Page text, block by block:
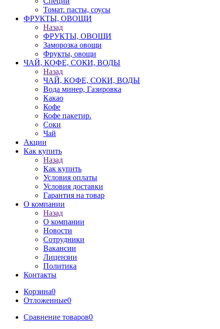
Томат. пасты, соусы
ФРУКТЫ, ОВОЩИ
Назад
ФРУКТЫ, ОВОЩИ
Заморозка овощи
Фрукты, овощи
ЧАЙ, КОФЕ, СОКИ, ВОДЫ
Назад
ЧАЙ, КОФЕ, СОКИ, ВОДЫ
Вода минер, Газировка
Какао
Кофе
Кофе пакетир.
Соки
Чай
Акции
Как купить
Назад
Как купить
Условия оплаты
Условия доставки
Гарантия на товар
О компании
Назад
О компании
Новости
Сотрудники
Вакансии
Лицензии
Политика
Контакты
Корзина0
Отложенные0
Сравнение товаров0